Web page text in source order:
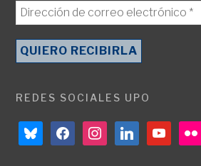
REDES SOCIALES UPO
blueskyfacebookinstagramlinkedinyoutubeflickr